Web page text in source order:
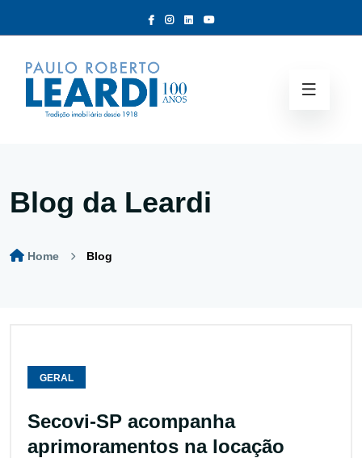
Blog da Leardi
Home Blog
GERAL
Secovi-SP acompanha
aprimoramentos na locação